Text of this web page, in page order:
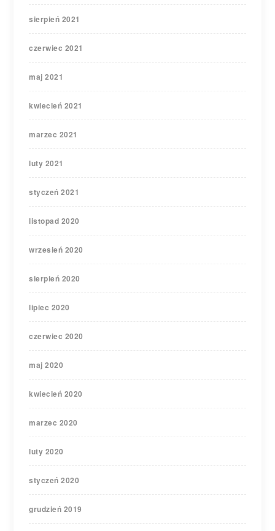
sierpień 2021
czerwiec 2021
maj 2021
kwiecień 2021
marzec 2021
luty 2021
styczeń 2021
listopad 2020
wrzesień 2020
sierpień 2020
lipiec 2020
czerwiec 2020
maj 2020
kwiecień 2020
marzec 2020
luty 2020
styczeń 2020
grudzień 2019